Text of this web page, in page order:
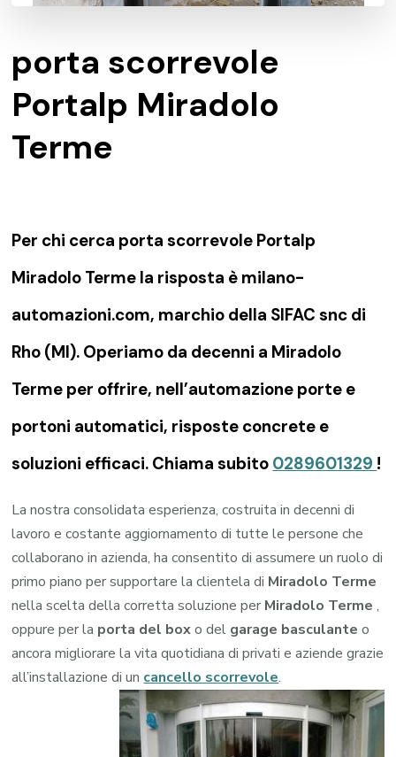
porta scorrevole
Portalp Miradolo
Terme
Per chi cerca porta scorrevole Portalp
Miradolo Terme la risposta è milano-
automazioni.com, marchio della SIFAC snc di
Rho (MI). Operiamo da decenni a Miradolo
Terme per offrire, nell’automazione porte e
portoni automatici, risposte concrete e
soluzioni efficaci. Chiama subito 0289601329 !
La nostra consolidata esperienza, costruita in decenni di
lavoro e costante aggiornamento di tutte le persone che
collaborano in azienda, ha consentito di assumere un ruolo di
primo piano per supportare la clientela di Miradolo Terme
nella scelta della corretta soluzione per Miradolo Terme ,
oppure per la porta del boxo del garage basculante o
ancora migliorare la vita quotidiana di privati e aziende grazie
all’installazione di un cancello scorrevole.